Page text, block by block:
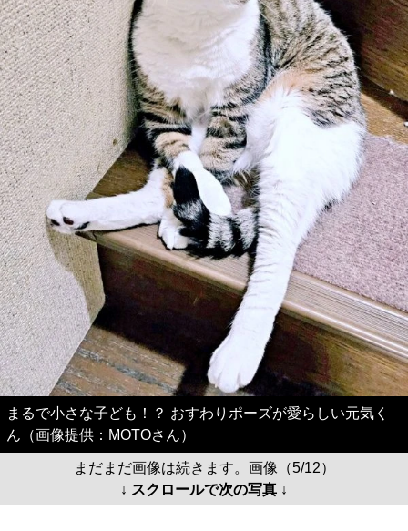
まるで小さな子ども！？ おすわりポーズが愛らしい元気く
ん（画像提供：MOTOさん）
まだまだ画像は続きます。画像（5/12）
↓ スクロールで次の写真 ↓